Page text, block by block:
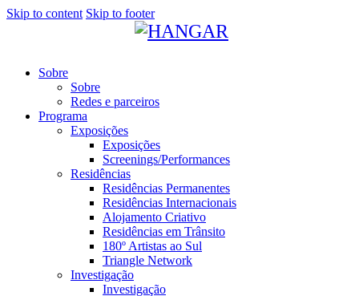
Skip to content Skip to footer
Sobre
Sobre
Redes e parceiros
Programa
Exposições
Exposições
Screenings/Performances
Residências
Residências Permanentes
Residências Internacionais
Alojamento Criativo
Residências em Trânsito
180º Artistas ao Sul
Triangle Network
Investigação
Investigação